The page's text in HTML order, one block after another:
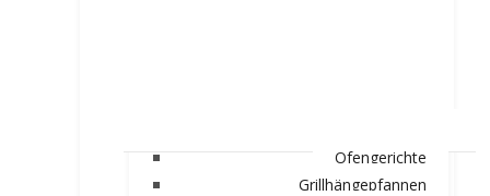
Ofengerichte
Grillhängepfannen